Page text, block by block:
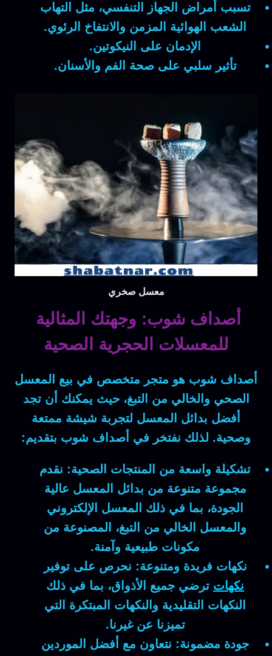
تسبب أمراض الجهاز التنفسي، مثل التهاب
الشعب الهوائية المزمن والانتفاخ الرئوي.
الإدمان على النيكوتين.
تأثير سلبي على صحة الفم والأسنان.
معسل صخري
أصداف شوب: وجهتك المثالية
للمعسلات الحجرية الصحية
أصداف شوب هو متجر متخصص في بيع المعسل
الصحي والخالي من التبغ، حيث يمكنك أن تجد
أفضل بدائل المعسل لتجربة شيشة ممتعة
وصحية. لذلك نفتخر في أصداف شوب بتقديم:
تشكيلة واسعة من المنتجات الصحية: نقدم
مجموعة متنوعة من بدائل المعسل عالية
الجودة، بما في ذلك المعسل الإلكتروني
والمعسل الخالي من التبغ، المصنوعة من
مكونات طبيعية وآمنة.
نكهات فريدة ومتنوعة: نحرص على توفير
نكهات ترضي جميع الأذواق، بما في ذلك
النكهات التقليدية والنكهات المبتكرة التي
تميزنا عن غيرنا.
جودة مضمونة: نتعاون مع أفضل الموردين